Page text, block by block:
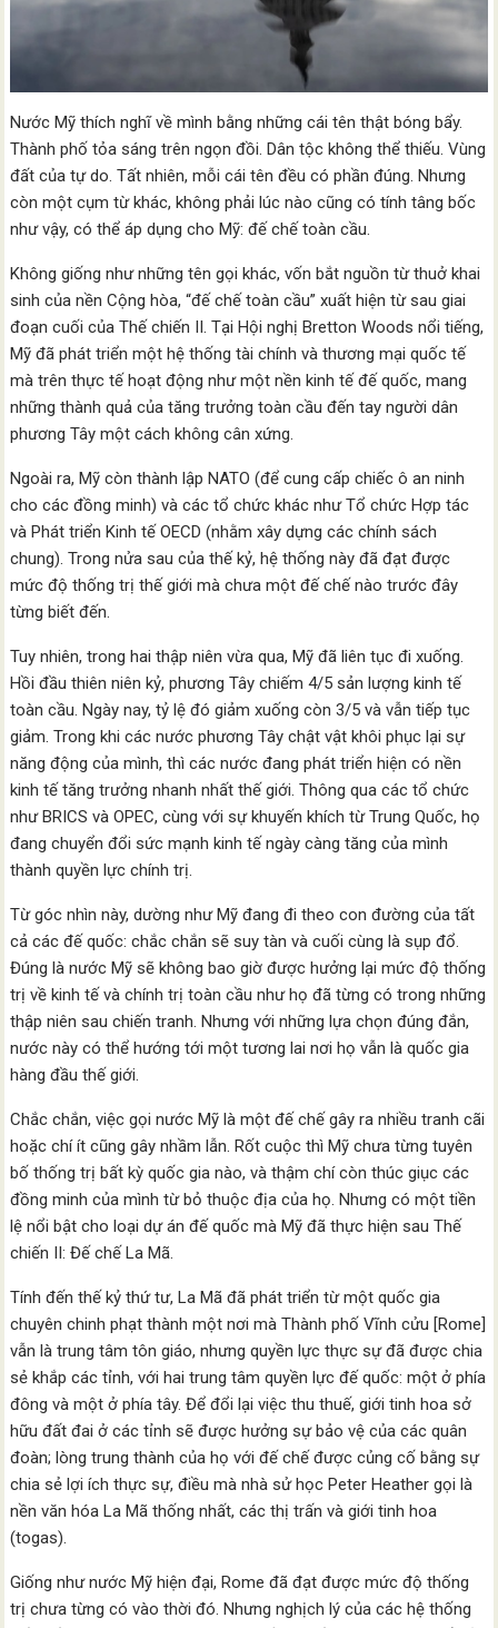
Nước Mỹ thích nghĩ về mình bằng những cái tên thật bóng bẩy.
Thành phố tỏa sáng trên ngọn đồi. Dân tộc không thể thiếu. Vùng
đất của tự do. Tất nhiên, mỗi cái tên đều có phần đúng. Nhưng
còn một cụm từ khác, không phải lúc nào cũng có tính tâng bốc
như vậy, có thể áp dụng cho Mỹ: đế chế toàn cầu.
Không giống như những tên gọi khác, vốn bắt nguồn từ thuở khai
sinh của nền Cộng hòa, “đế chế toàn cầu” xuất hiện từ sau giai
đoạn cuối của Thế chiến II. Tại Hội nghị Bretton Woods nổi tiếng,
Mỹ đã phát triển một hệ thống tài chính và thương mại quốc tế
mà trên thực tế hoạt động như một nền kinh tế đế quốc, mang
những thành quả của tăng trưởng toàn cầu đến tay người dân
phương Tây một cách không cân xứng.
Ngoài ra, Mỹ còn thành lập NATO (để cung cấp chiếc ô an ninh
cho các đồng minh) và các tổ chức khác như Tổ chức Hợp tác
và Phát triển Kinh tế OECD (nhằm xây dựng các chính sách
chung). Trong nửa sau của thế kỷ, hệ thống này đã đạt được
mức độ thống trị thế giới mà chưa một đế chế nào trước đây
từng biết đến.
Tuy nhiên, trong hai thập niên vừa qua, Mỹ đã liên tục đi xuống.
Hồi đầu thiên niên kỷ, phương Tây chiếm 4/5 sản lượng kinh tế
toàn cầu. Ngày nay, tỷ lệ đó giảm xuống còn 3/5 và vẫn tiếp tục
giảm. Trong khi các nước phương Tây chật vật khôi phục lại sự
năng động của mình, thì các nước đang phát triển hiện có nền
kinh tế tăng trưởng nhanh nhất thế giới. Thông qua các tổ chức
như BRICS và OPEC, cùng với sự khuyến khích từ Trung Quốc, họ
đang chuyển đổi sức mạnh kinh tế ngày càng tăng của mình
thành quyền lực chính trị.
Từ góc nhìn này, dường như Mỹ đang đi theo con đường của tất
cả các đế quốc: chắc chắn sẽ suy tàn và cuối cùng là sụp đổ.
Đúng là nước Mỹ sẽ không bao giờ được hưởng lại mức độ thống
trị về kinh tế và chính trị toàn cầu như họ đã từng có trong những
thập niên sau chiến tranh. Nhưng với những lựa chọn đúng đắn,
nước này có thể hướng tới một tương lai nơi họ vẫn là quốc gia
hàng đầu thế giới.
Chắc chắn, việc gọi nước Mỹ là một đế chế gây ra nhiều tranh cãi
hoặc chí ít cũng gây nhầm lẫn. Rốt cuộc thì Mỹ chưa từng tuyên
bố thống trị bất kỳ quốc gia nào, và thậm chí còn thúc giục các
đồng minh của mình từ bỏ thuộc địa của họ. Nhưng có một tiền
lệ nổi bật cho loại dự án đế quốc mà Mỹ đã thực hiện sau Thế
chiến II: Đế chế La Mã.
Tính đến thế kỷ thứ tư, La Mã đã phát triển từ một quốc gia
chuyên chinh phạt thành một nơi mà Thành phố Vĩnh cửu [Rome]
vẫn là trung tâm tôn giáo, nhưng quyền lực thực sự đã được chia
sẻ khắp các tỉnh, với hai trung tâm quyền lực đế quốc: một ở phía
đông và một ở phía tây. Để đổi lại việc thu thuế, giới tinh hoa sở
hữu đất đai ở các tỉnh sẽ được hưởng sự bảo vệ của các quân
đoàn; lòng trung thành của họ với đế chế được củng cố bằng sự
chia sẻ lợi ích thực sự, điều mà nhà sử học Peter Heather gọi là
nền văn hóa La Mã thống nhất, các thị trấn và giới tinh hoa
(togas).
Giống như nước Mỹ hiện đại, Rome đã đạt được mức độ thống
trị chưa từng có vào thời đó. Nhưng nghịch lý của các hệ thống